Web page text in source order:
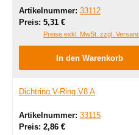
Artikelnummer: 33112
Preis: Regulärer Preis:
5,31 €
Preise exkl. MwSt. zzgl.
In den Warenkorb
Dichtring V-Ring V8 A
Artikelnummer: 33115
Preis: Regulärer Preis:
2,86 €